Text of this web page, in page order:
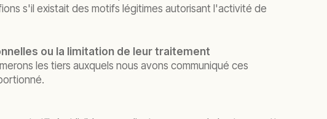
s'il existait des motifs légitimes autorisant l'activité de
ou la limitation de leur traitement
les tiers auxquels nous avons communiqué ces